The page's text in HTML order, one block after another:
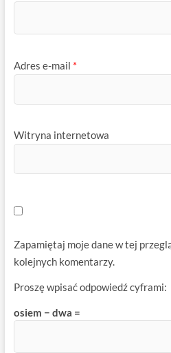
Adres e-mail *
Witryna internetowa
Zapamiętaj moje dane w tej
kolejnych komentarzy.
Proszę wpisać odpowiedź cyframi:
osiem − dwa =